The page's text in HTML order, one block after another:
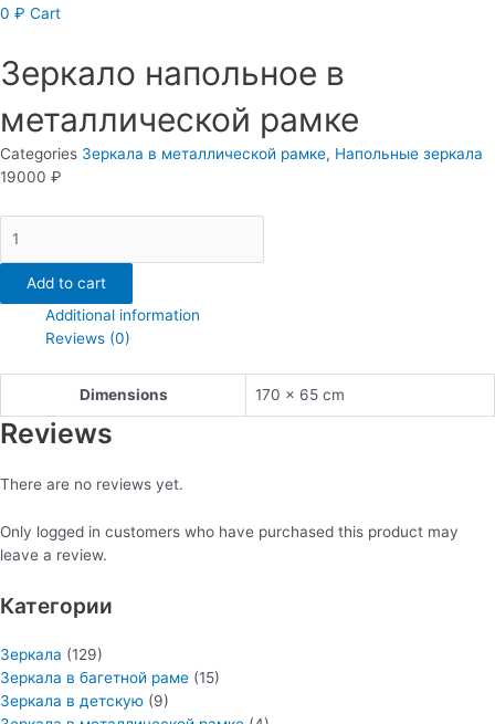
0 ₽ Cart
Зеркало напольное в
металлической рамке
Categories Зеркала в металлической рамке, Напольные зеркала
19000 ₽
напольное
металлической
quantity
Add to cart
Additional information
Reviews (0)
Dimensions 170 × 65 cm
Reviews
There are no reviews yet.
Only logged in customers who have purchased this product may
leave a review.
Категории
Зеркала (129)
Зеркала в багетной раме (15)
Зеркала в детскую (9)